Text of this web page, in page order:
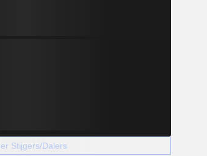
Stijgers/Dalers